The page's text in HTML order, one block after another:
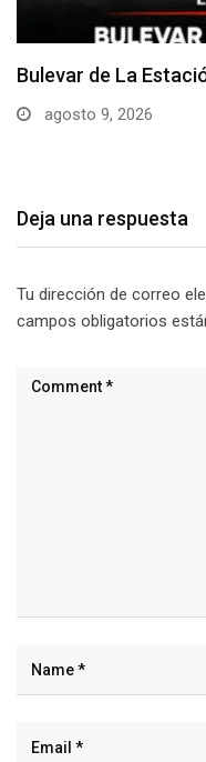
Adoquines
dos vías de…
Deja una respuesta
Tu dirección de correo
campos obligatorios